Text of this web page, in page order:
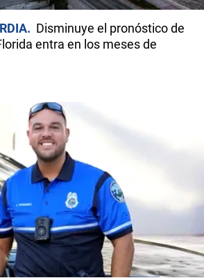
Disminuye el pronóstico de
entra en los meses de